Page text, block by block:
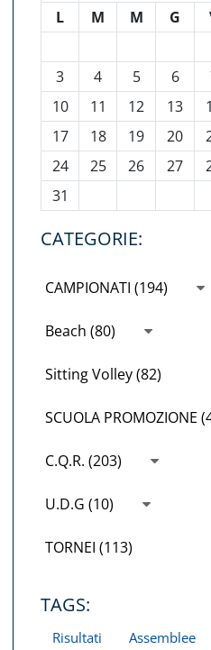
L M M G
3
4 5 6
10
11 12 13
17
18 19 20
24
25 26 27
31
CATEGORIE:
CAMPIONATI (194)
Beach (80)
Sitting Volley (82)
SCUOLA PROMOZIONE
C.Q.R. (203)
U.D.G (10)
TORNEI (113)
TAGS:
Risultati Assemblee